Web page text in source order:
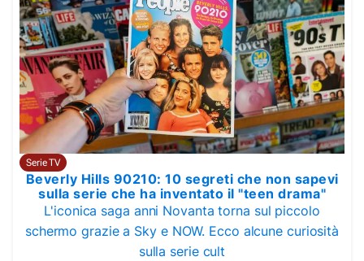
Serie TV
Beverly Hills 90210: 10 segreti che non sapevi
sulla serie che ha inventato il "teen drama"
L'iconica saga anni Novanta torna sul piccolo
schermo grazie a Sky e NOW. Ecco alcune curiosità
sulla serie cult